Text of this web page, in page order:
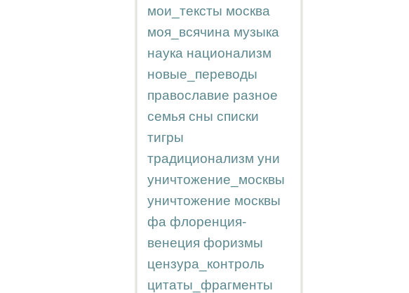
мои_тексты москва
моя_всячина музыка
наука национализм
новые_переводы
православие разное
семья сны списки
тигры
традиционализм уни
уничтожение_москвы
уничтожение москвы
фа флоренция-
венеция форизмы
цензура_контроль
цитаты_фрагменты